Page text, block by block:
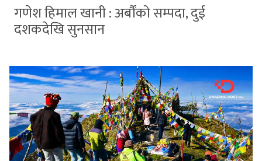
गणेश हिमाल खानी : अर्बौंको सम्पदा, दुई
दशकदेखि सुनसान